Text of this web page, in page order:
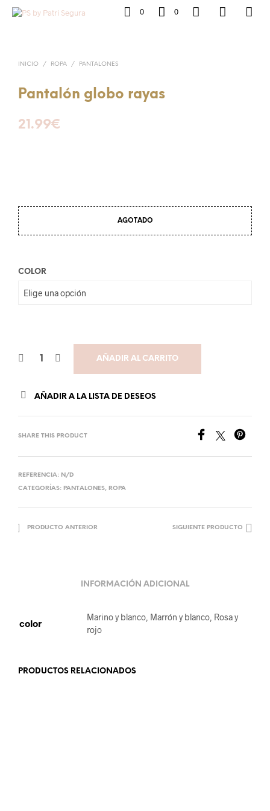
0 0
INICIO / ROPA / PANTALONES
Pantalón globo rayas
21.99€
AGOTADO
COLOR
AÑADIR AL CARRITO
AÑADIR A LA LISTA DE DESEOS
SHARE THIS PRODUCT
REFERENCIA: N/D
CATEGORÍAS: PANTALONES, ROPA
PRODUCTO ANTERIOR SIGUIENTE PRODUCTO
INFORMACIÓN ADICIONAL
color
Marino y blanco, Marrón y blanco, Rosa y
rojo
PRODUCTOS RELACIONADOS